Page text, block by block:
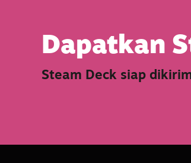
Dapatkan
Steam Deck siap